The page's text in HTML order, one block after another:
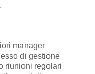
manager
di gestione
riunioni regolari